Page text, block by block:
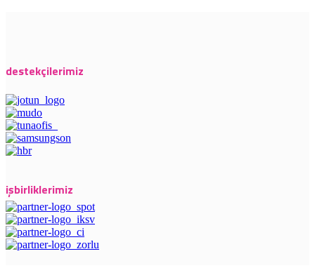
destekçilerimiz
işbirliklerimiz